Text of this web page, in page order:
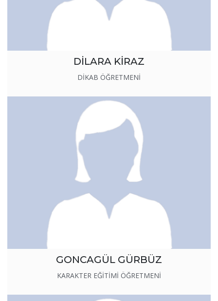
DİLARA KİRAZ
DİKAB ÖĞRETMENİ
GONCAGÜL GÜRBÜZ
KARAKTER EĞİTİMİ ÖĞRETMENİ